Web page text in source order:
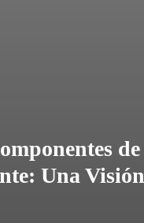
de
Una Visión